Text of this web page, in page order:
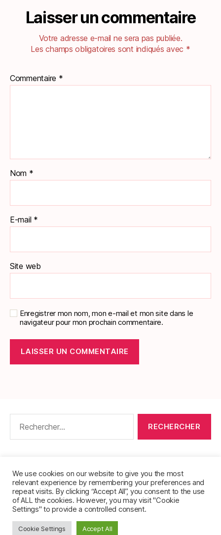
Laisser un commentaire
Votre adresse e-mail ne sera pas publiée.
Les champs obligatoires sont indiqués avec *
Commentaire *
Nom *
E-mail *
Site web
Enregistrer mon nom, mon e-mail et mon site dans le
navigateur pour mon prochain commentaire.
À PROPOS•MENTIONS LÉGALES•
POLITIQUE DE CONFIDENTIALITÉ
© 2026 FichesVocabulaire.com
We use cookies on our website to give you the most
relevant experience by remembering your preferences and
repeat visits. By clicking “Accept All”, you consent to the use
of ALL the cookies. However, you may visit "Cookie
Settings" to provide a controlled consent.
Cookie Settings Accept All